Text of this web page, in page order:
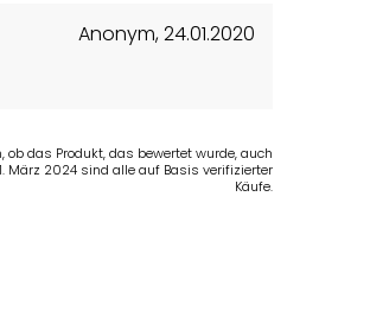
Anonym,24.01.2020
das Produkt, das bewertet wurde, auch
März 2024 sind alle auf Basis verifizierter
Käufe.